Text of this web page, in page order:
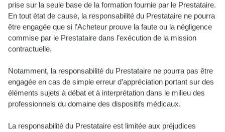
prise sur la seule base de la formation fournie par le Prestataire.
En tout état de cause, la responsabilité du Prestataire ne pourra
être engagée que si l’Acheteur prouve la faute ou la négligence
commise par le Prestataire dans l’exécution de la mission
contractuelle.
Notamment, la responsabilité du Prestataire ne pourra pas être
engagée en cas de simple erreur d’appréciation portant sur des
éléments sujets à débat et à interprétation dans le milieu des
professionnels du domaine des dispositifs médicaux.
La responsabilité du Prestataire est limitée aux préjudices